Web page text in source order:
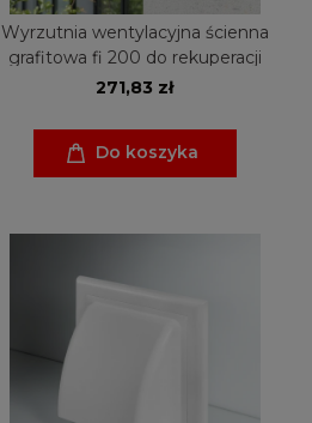
Wyrzutnia wentylacyjna ścienna
grafitowa fi 200 do rekuperacji
271,83 zł
Do koszyka